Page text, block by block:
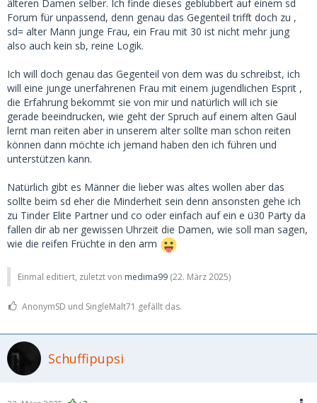
Eine 18-Jährige wird man ja nicht heiraten, und das weiß
hier doch auch jeder.
Da es heutzutage viele Möglichkeiten gibt, sich jung und fit
zu halten, sehe ich bei Frauen bis 40 keine großen Probleme
im Dating. Eigene Erfahrungen aus freier Wildbahn
bestätigen das.
Und selbst die 50 jährige ist doch für den 75-Jährigen noch
eine junge Maus. Nennt man dann MILF.
ist das wirklich euer letztes Argument?
älteren Damen selber. Ich finde dieses geblubbert auf einem sd
Forum für unpassend, denn genau das Gegenteil trifft doch zu ,
sd= alter Mann junge Frau, ein Frau mit 30 ist nicht mehr jung
also auch kein sb, reine Logik.
Ich will doch genau das Gegenteil von dem was du schreibst, ich
will eine junge unerfahrenen Frau mit einem jugendlichen Esprit ,
die Erfahrung bekommt sie von mir und natürlich will ich sie
gerade beeindrucken, wie geht der Spruch auf einem alten Gaul
lernt man reiten aber in unserem alter sollte man schon reiten
können dann möchte ich jemand haben den ich führen und
unterstützen kann.
Natürlich gibt es Männer die lieber was altes wollen aber das
sollte beim sd eher die Minderheit sein denn ansonsten gehe ich
zu Tinder Elite Partner und co oder einfach auf ein e ü30 Party da
fallen dir ab ner gewissen Uhrzeit die Damen, wie soll man sagen,
wie die reifen Früchte in den arm
Einmal editiert, zuletzt von medima99 (22. März 2025)
AnonymSD und SingleMalt71 gefällt das.
Schuffipupsi